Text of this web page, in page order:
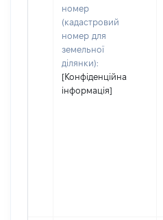
номер
(кадастровий
номер для
земельної
ділянки):
[Конфіденційна
інформація]